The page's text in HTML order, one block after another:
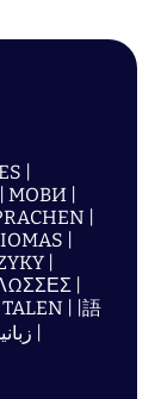
|
| МОВИ |
|
|
|
|
| |語